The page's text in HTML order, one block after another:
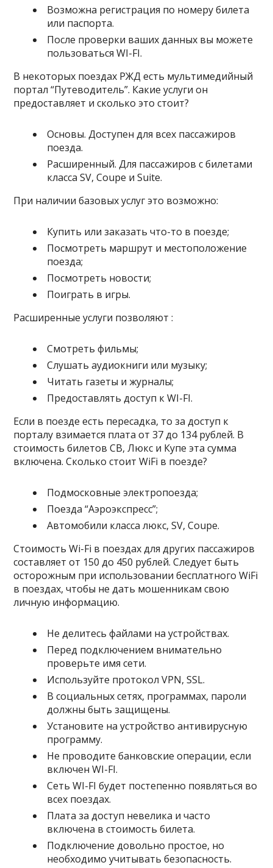
Возможна регистрация по номеру билета
или паспорта.
После проверки ваших данных вы можете
пользоваться WI-FI.
В некоторых поездах РЖД есть мультимедийный
портал “Путеводитель”. Какие услуги он
предоставляет и сколько это стоит?
Основы. Доступен для всех пассажиров
поезда.
Расширенный. Для пассажиров с билетами
класса SV, Coupe и Suite.
При наличии базовых услуг это возможно:
Купить или заказать что-то в поезде;
Посмотреть маршрут и местоположение
поезда;
Посмотреть новости;
Поиграть в игры.
Расширенные услуги позволяют :
Смотреть фильмы;
Слушать аудиокниги или музыку;
Читать газеты и журналы;
Предоставлять доступ к WI-FI.
Если в поезде есть пересадка, то за доступ к
порталу взимается плата от 37 до 134 рублей. В
стоимость билетов СВ, Люкс и Купе эта сумма
включена. Сколько стоит WiFi в поезде?
Подмосковные электропоезда;
Поезда “Аэроэкспресс”;
Автомобили класса люкс, SV, Coupe.
Стоимость Wi-Fi в поездах для других пассажиров
составляет от 150 до 450 рублей. Следует быть
осторожным при использовании бесплатного WiFi
в поездах, чтобы не дать мошенникам свою
личную информацию.
Не делитесь файлами на устройствах.
Перед подключением внимательно
проверьте имя сети.
Используйте протокол VPN, SSL.
В социальных сетях, программах, пароли
должны быть защищены.
Установите на устройство антивирусную
программу.
Не проводите банковские операции, если
включен WI-FI.
Сеть WI-FI будет постепенно появляться во
всех поездах.
Плата за доступ невелика и часто
включена в стоимость билета.
Подключение довольно простое, но
необходимо учитывать безопасность.